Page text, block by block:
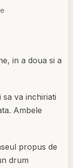
in a doua si a
sa va inchiriati
Ambele
propus de
drum